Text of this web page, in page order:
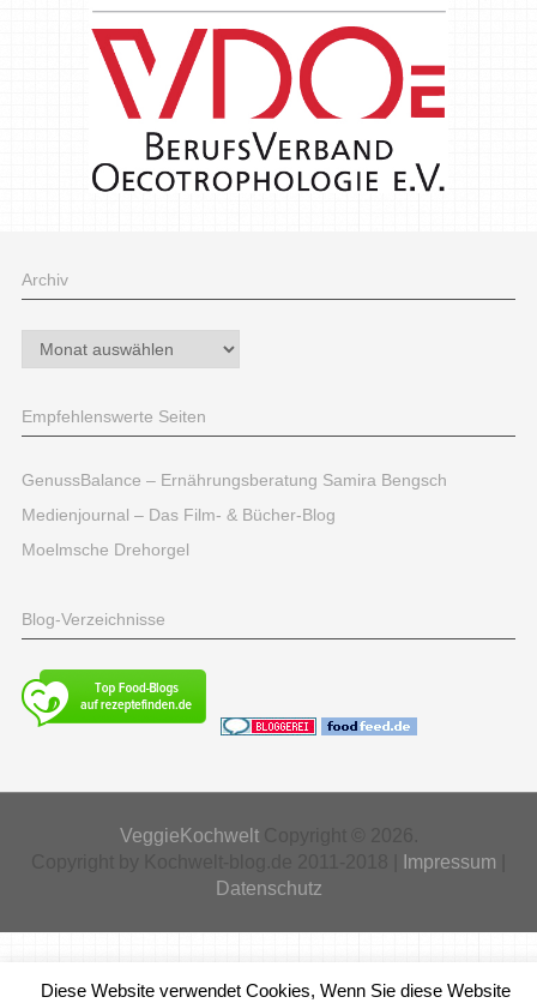
Archiv
Archiv
Empfehlenswerte Seiten
GenussBalance – Ernährungsberatung Samira Bengsch
Medienjournal – Das Film- & Bücher-Blog
Moelmsche Drehorgel
Blog-Verzeichnisse
VeggieKochweltCopyright © 2026.
Impressum
Datenschutz
Diese Website verwendet Cookies, Wenn Sie diese Website